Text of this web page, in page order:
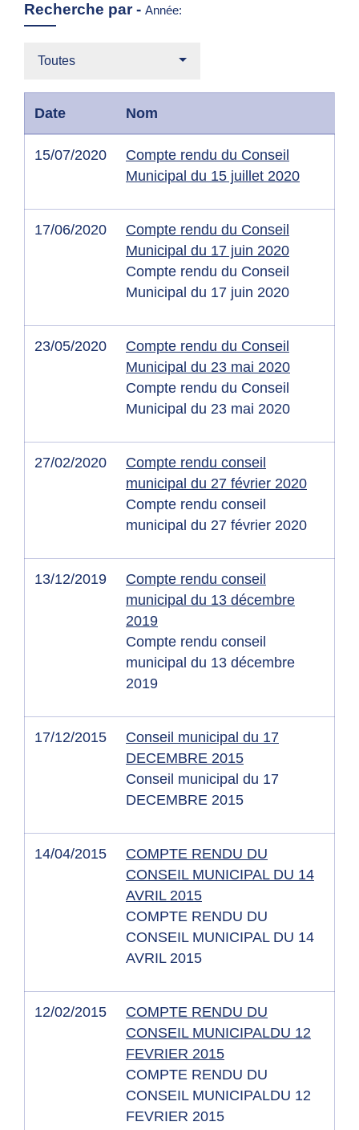
Recherche par - Année:
Toutes
Date Nom
15/07/2020
Compte rendu du Conseil
Municipal du 15 juillet 2020
17/06/2020
Compte rendu du Conseil
Municipal du 17 juin 2020
Compte rendu du Conseil
Municipal du 17 juin 2020
23/05/2020
Compte rendu du Conseil
Municipal du 23 mai 2020
Compte rendu du Conseil
Municipal du 23 mai 2020
27/02/2020
Compte rendu conseil
municipal du 27 février 2020
Compte rendu conseil
municipal du 27 février 2020
13/12/2019
Compte rendu conseil
municipal du 13 décembre
2019
Compte rendu conseil
municipal du 13 décembre
2019
17/12/2015
Conseil municipal du 17
DECEMBRE 2015
Conseil municipal du 17
DECEMBRE 2015
14/04/2015
COMPTE RENDU DU
CONSEIL MUNICIPAL DU 14
AVRIL 2015
COMPTE RENDU DU
CONSEIL MUNICIPAL DU 14
AVRIL 2015
12/02/2015
COMPTE RENDU DU
CONSEIL MUNICIPALDU 12
FEVRIER 2015
COMPTE RENDU DU
CONSEIL MUNICIPALDU 12
FEVRIER 2015